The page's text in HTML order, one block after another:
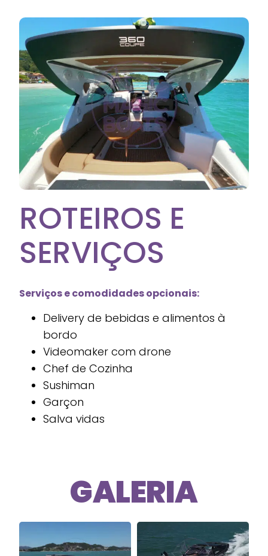
ROTEIROS E
SERVIÇOS
Serviços e comodidades opcionais:
Delivery de bebidas e alimentos à
bordo
Videomaker com drone
Chef de Cozinha
Sushiman
Garçon
Salva vidas
GALERIA